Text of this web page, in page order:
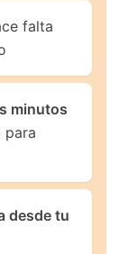
falta
minutos
para
desde tu